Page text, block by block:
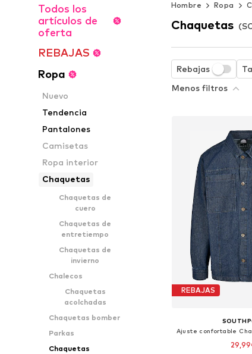
Todos los
artículos de
oferta
REBAJAS
Ropa
Nuevo
Tendencia
Pantalones
Camisetas
Ropa interior
Chaquetas
Chaquetas de
cuero
Chaquetas de
entretiempo
Chaquetas de
invierno
Chalecos
Chaquetas
acolchadas
Chaquetas bomber
Parkas
Chaquetas
Hombre Ropa
Chaquetas
Rebajas
Menos filtros
REBAJAS